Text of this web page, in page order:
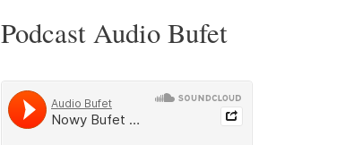
Podcast Audio Bufet